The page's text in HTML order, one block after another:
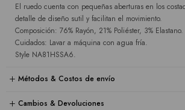
El ruedo cuenta con pequeñas aberturas en los
detalle de diseño sutil y facilitan el movimiento.
Composición: 76% Rayón, 21% Poliéster, 3% Elastano.
Cuidados: Lavar a máquina con agua fría.
Style NA81HSSA6.
Métodos & Costos de envío
Cambios & Devoluciones